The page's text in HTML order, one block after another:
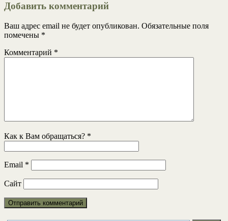
Добавить комментарий
Ваш адрес email не будет опубликован. Обязательные поля
помечены *
Комментарий *
Как к Вам обращаться? *
Email *
Сайт